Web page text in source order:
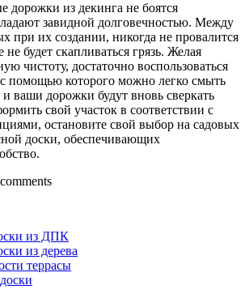
дорожки из декинга не боятся
завидной долговечностью. Между
при их создании, никогда не провалится
будет скапливаться грязь. Желая
чистоту, достаточно воспользоваться
помощью которого можно легко смыть
ваши дорожки будут вновь сверкать
свой участок в соответствии с
остановите свой выбор на садовых
доски, обеспечивающих
из ДПК
из дерева
террасы